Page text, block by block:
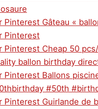
Pinterest Gâteau «
Pinterest
Pinterest Cheap 50
ballon birthday
Pinterest Ballons
#50th
Pinterest Guirlande de